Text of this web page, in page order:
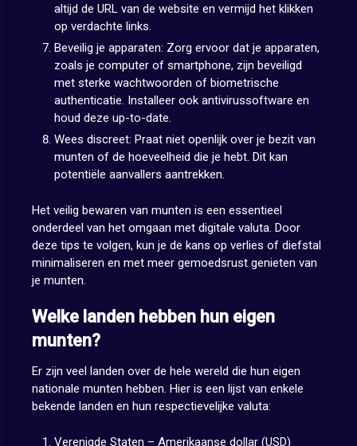
altijd de URL van de website en vermijd het klikken
op verdachte links.
Beveilig je apparaten: Zorg ervoor dat je apparaten,
zoals je computer of smartphone, zijn beveiligd
met sterke wachtwoorden of biometrische
authenticatie. Installeer ook antivirussoftware en
houd deze up-to-date.
Wees discreet: Praat niet openlijk over je bezit van
munten of de hoeveelheid die je hebt. Dit kan
potentiële aanvallers aantrekken.
Het veilig bewaren van munten is een essentieel
onderdeel van het omgaan met digitale valuta. Door
deze tips te volgen, kun je de kans op verlies of diefstal
minimaliseren en met meer gemoedsrust genieten van
je munten.
Welke landen hebben hun eigen
munten?
Er zijn veel landen over de hele wereld die hun eigen
nationale munten hebben. Hier is een lijst van enkele
bekende landen en hun respectievelijke valuta:
Verenigde Staten – Amerikaanse dollar (USD)